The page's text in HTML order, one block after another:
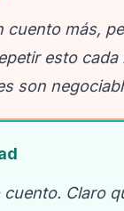
cuento más,
esto
son
Claro